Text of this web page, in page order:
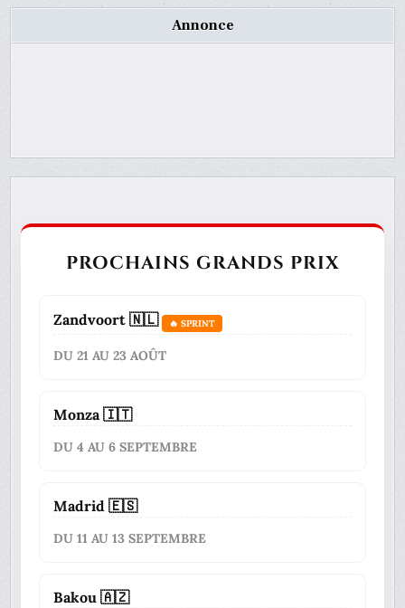
Annonce
PROCHAINS GRANDS PRIX
Zandvoort 🇳🇱 🔥 SPRINT
DU 21 AU 23 AOÛT
Monza 🇮🇹
DU 4 AU 6 SEPTEMBRE
Madrid 🇪🇸
DU 11 AU 13 SEPTEMBRE
Bakou 🇦🇿